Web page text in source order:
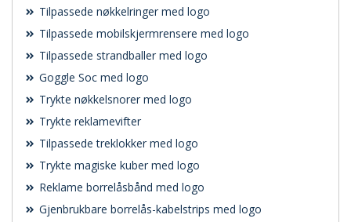
Tilpassede nøkkelringer med logo
Tilpassede mobilskjermrensere med logo
Tilpassede strandballer med logo
Goggle Soc med logo
Trykte nøkkelsnorer med logo
Trykte reklamevifter
Tilpassede treklokker med logo
Trykte magiske kuber med logo
Reklame borrelåsbånd med logo
Gjenbrukbare borrelås-kabelstrips med logo